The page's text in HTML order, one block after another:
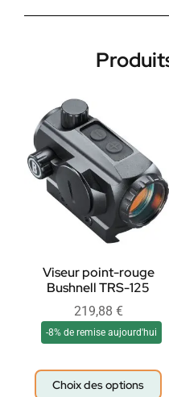
Viseur point-rouge
Bushnell TRS-125
219,88 €
-8% de remise aujourd'hui
Choix des options